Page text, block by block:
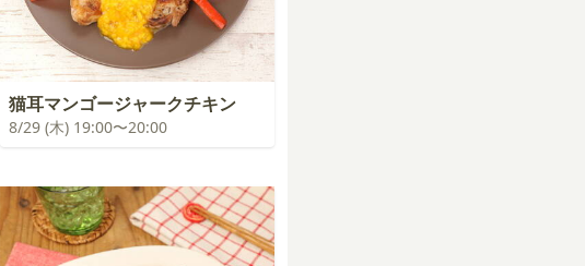
猫耳マンゴージャークチキン
8/29 (木) 19:00〜20:00